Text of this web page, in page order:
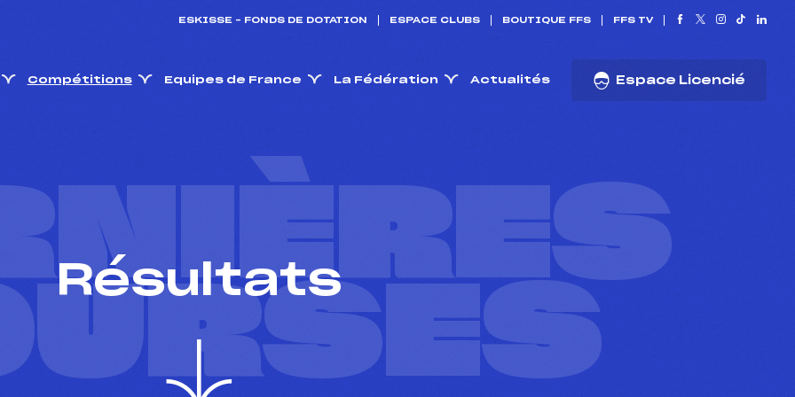
ESKISSE – FONDS DE DOTATION ESPACE CLUBS BOUTIQUE FFS FFS TV
Compétitions Equipes de France La Fédération Actualités Espace Licencié
Résultats